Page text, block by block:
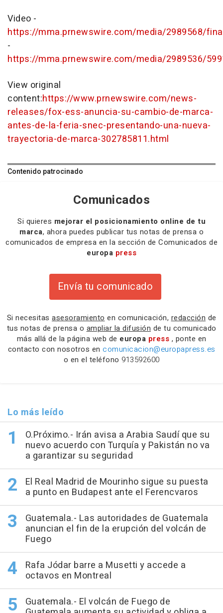
Video -
https://mma.prnewswire.com/media/2989568/
-
https://mma.prnewswire.com/media/2989536/
View original
content:https://www.prnewswire.com/news-
releases/fox-ess-anuncia-su-cambio-de-marca-
antes-de-la-feria-snec-presentando-una-nueva-
trayectoria-de-marca-302785811.html
Contenido patrocinado
Comunicados
Si quieres mejorar el posicionamiento online de tu
marca, ahora puedes publicar tus notas de prensa o
comunicados de empresa en la sección de Comunicados de
europa press
Envía tu comunicado
Si necesitas asesoramiento en comunicación, redacción de
tus notas de prensa o ampliar la difusión de tu comunicado
más allá de la página web de europa press , ponte en
contacto con nosotros en comunicacion@europapress.es
o en el teléfono 913592600
Lo más leído
O.Próximo.- Irán avisa a Arabia Saudí que su
nuevo acuerdo con Turquía y Pakistán no va
a garantizar su seguridad
El Real Madrid de Mourinho sigue su puesta
a punto en Budapest ante el Ferencvaros
Guatemala.- Las autoridades de Guatemala
anuncian el fin de la erupción del volcán de
Fuego
Rafa Jódar barre a Musetti y accede a
octavos en Montreal
Guatemala.- El volcán de Fuego de